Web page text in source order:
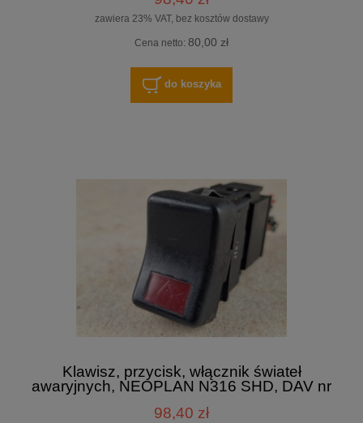
zawiera 23% VAT, bez kosztów dostawy
Cena netto: 80,00 zł
do koszyka
Klawisz, przycisk, włącznik świateł
awaryjnych, NEOPLAN N316 SHD, DAV nr
98,40 zł